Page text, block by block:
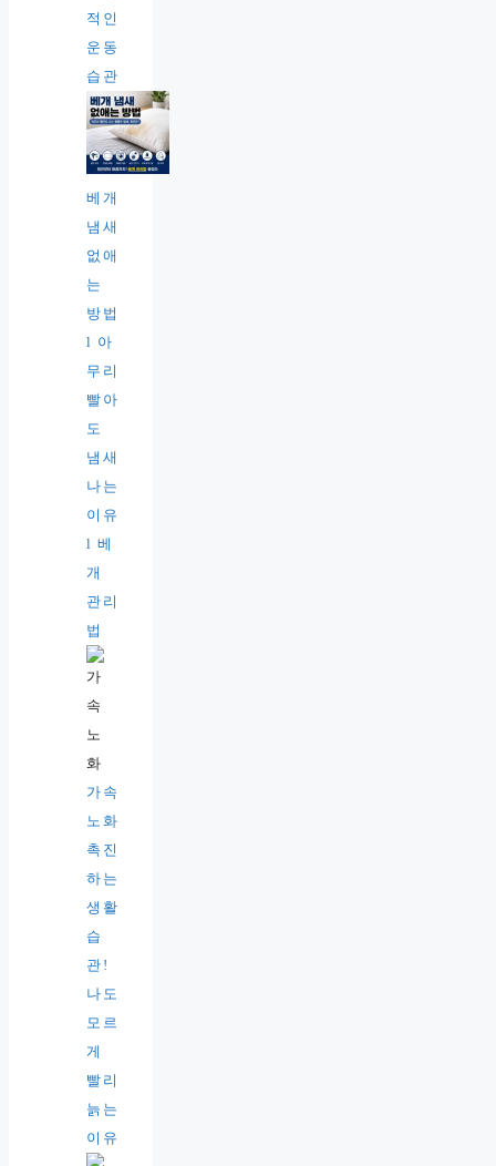
적인
운동
습관
베개
냄새
없애
는
방법
l 아
무리
빨아
도
냄새
나는
이유
l 베
개
관리
법
가속
노화
촉진
하는
생활
습
관!
나도
모르
게
빨리
늙는
이유